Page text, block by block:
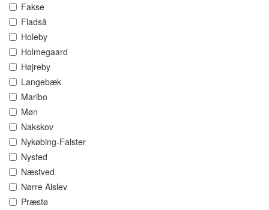
Fakse
Fladså
Holeby
Holmegaard
Højreby
Langebæk
Maribo
Møn
Nakskov
Nykøbing-Falster
Nysted
Næstved
Nørre Alslev
Præstø